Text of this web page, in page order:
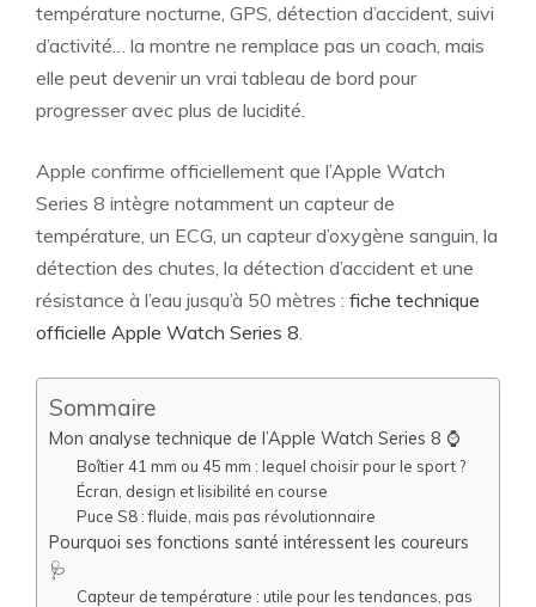
température nocturne, GPS, détection d’accident, suivi
d’activité… la montre ne remplace pas un coach, mais
elle peut devenir un vrai tableau de bord pour
progresser avec plus de lucidité.
Apple confirme officiellement que l’Apple Watch
Series 8 intègre notamment un capteur de
température, un ECG, un capteur d’oxygène sanguin, la
détection des chutes, la détection d’accident et une
résistance à l’eau jusqu’à 50 mètres : fiche technique
officielle Apple Watch Series 8.
Sommaire
Mon analyse technique de l’Apple Watch Series 8 ⌚
Boîtier 41 mm ou 45 mm : lequel choisir pour le sport ?
Écran, design et lisibilité en course
Puce S8 : fluide, mais pas révolutionnaire
Pourquoi ses fonctions santé intéressent les coureurs
🩺
Capteur de température : utile pour les tendances, pas